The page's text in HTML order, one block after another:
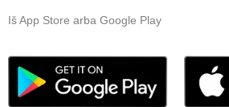
Iš App Store arba Google Play